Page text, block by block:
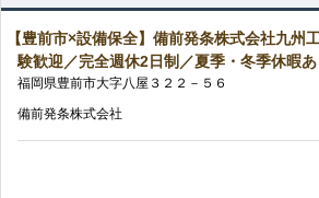
【豊前市×設備保全】備前発条株式会社九州
験歓迎／完全週休2日制／夏季・冬季休暇あ
福岡県豊前市大字八屋 ３２２－５６
備前発条株式会社